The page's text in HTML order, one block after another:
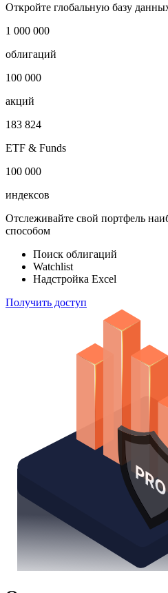
Откройте глобальную базу
1 000 000
облигаций
100 000
акций
183 824
ETF & Funds
100 000
индексов
Отслеживайте свой портфель
способом
Поиск облигаций
Watchlist
Надстройка Excel
Получить доступ